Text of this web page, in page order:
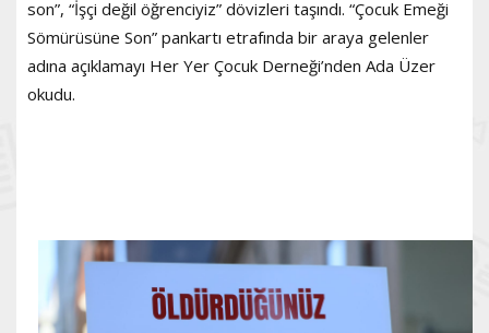
son”, “İşçi değil öğrenciyiz” dövizleri taşındı. “Çocuk Emeği
Sömürüsüne Son” pankartı etrafında bir araya gelenler
adına açıklamayı Her Yer Çocuk Derneği’nden Ada Üzer
okudu.